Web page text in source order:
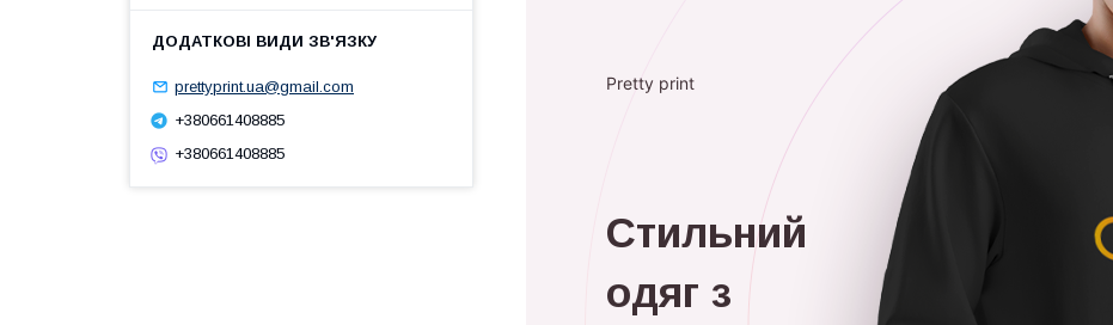
Pretty print
Стильний
одяг з
prettyprint.ua@gmail.com
+380661408885
+380661408885